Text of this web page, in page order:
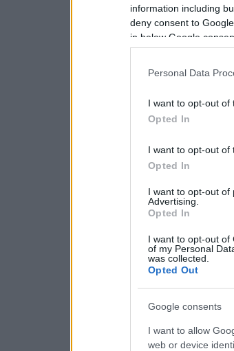
information including
deny consent to
in below Google
Personal Data
I want to opt-out of
Opted In
I want to opt-out of
Opted In
I want to opt-out of
Advertising.
Opted In
I want to opt-out of
of my Personal
was collected.
Opted Out
Google consents
I want to allow
web or device